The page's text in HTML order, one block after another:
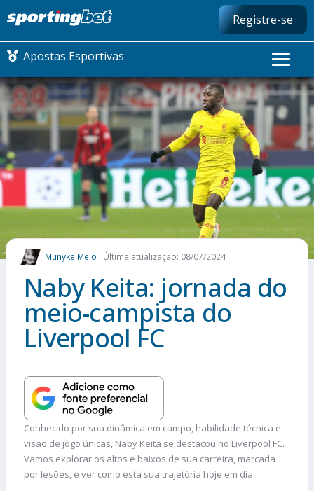
Registre-se
Apostas Esportivas
CONMEBOL LIBERTADORES
FUTEBOL NACIONAL
FUTEBOL INTERNACIONAL
COMO APOSTAR
MAIS ESPORTES
Munyke Melo Última atualização: 08/07/2024
Naby Keita: jornada do
meio-campista do
Liverpool FC
Conhecido por sua dinâmica em campo, habilidade técnica e
visão de jogo únicas, Naby Keita se destacou no Liverpool FC.
Vamos explorar os altos e baixos de sua carreira, marcada
por lesões, e ver como está sua trajetória hoje em dia.